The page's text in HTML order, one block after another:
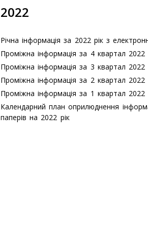
2022
Річна інформація за 2022 рік з
Проміжна інформація за 4 квартал 2022
Проміжна інформація за 3 квартал 2022
Проміжна інформація за 2 квартал 2022
Проміжна інформація за 1 квартал 2022
Календарний план оприлюднення
паперів на 2022 рік